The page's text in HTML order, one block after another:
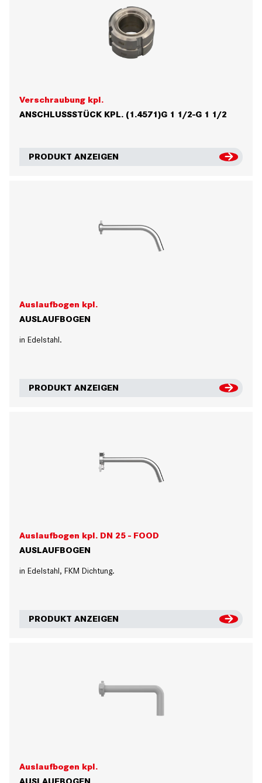
Verschraubung kpl.
ANSCHLUSSSTÜCK KPL. (1.4571)G 1 1/2-G 1 1/2
PRODUKT ANZEIGEN
Auslaufbogen kpl.
AUSLAUFBOGEN
in Edelstahl.
PRODUKT ANZEIGEN
Auslaufbogen kpl. DN 25 - FOOD
AUSLAUFBOGEN
in Edelstahl, FKM Dichtung.
PRODUKT ANZEIGEN
Auslaufbogen kpl.